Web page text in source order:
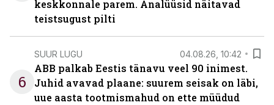
keskkonnale parem. Analüüsid näitavad
teistsugust pilti
6
SUUR LUGU 04.08.26, 10:42
ABB palkab Eestis tänavu veel 90 inimest.
Juhid avavad plaane: suurem seisak on läbi,
uue aasta tootmismahud on ette müüdud